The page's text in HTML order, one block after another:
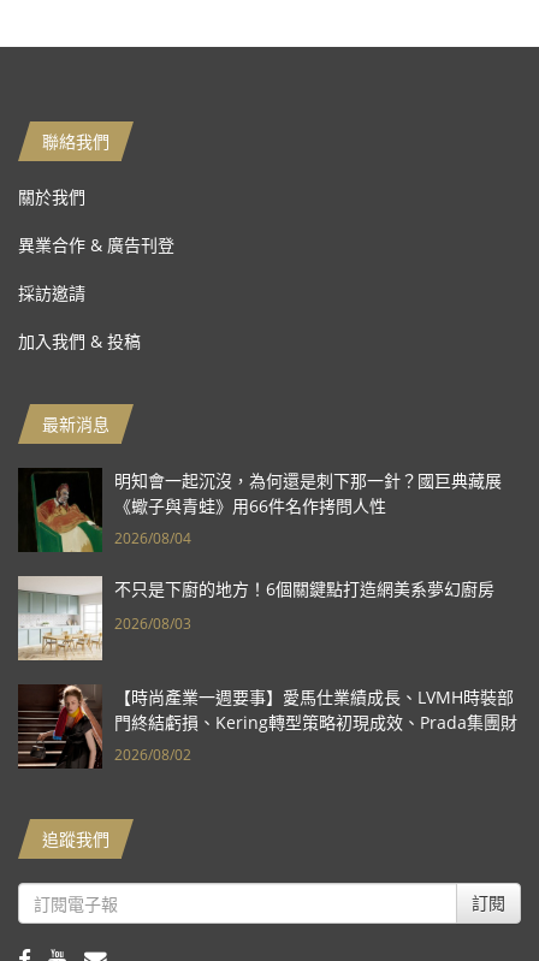
聯絡我們
關於我們
異業合作 & 廣告刊登
採訪邀請
加入我們 & 投稿
最新消息
明知會一起沉沒，為何還是刺下那一針？國巨典藏展
《蠍子與青蛙》用66件名作拷問人性
2026/08/04
不只是下廚的地方！6個關鍵點打造網美系夢幻廚房
2026/08/03
【時尚產業一週要事】愛馬仕業績成長、LVMH時裝部
門終結虧損、Kering轉型策略初現成效、Prada集團財
報亮眼
2026/08/02
追蹤我們
訂閱